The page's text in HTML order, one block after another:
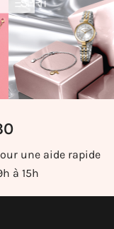
une aide rapide
à 15h